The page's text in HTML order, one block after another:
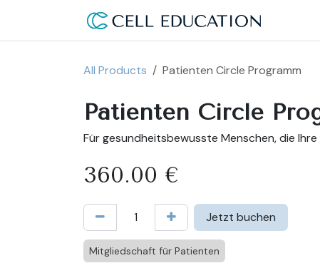
All Products Patienten Circle Programm
Patienten Circle
Für gesundheitsbewusste Menschen, die
360.00 €
Jetzt buchen
Mitgliedschaft für Patienten